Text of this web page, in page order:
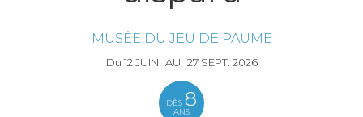
MUSÉE DU JEU DE PAUME
Du 12 JUIN AU 27 SEPT. 2026
DÈS 8
ANS